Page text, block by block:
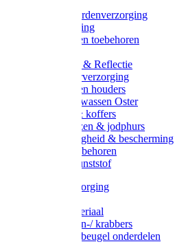
Rapide paardenverzorging
Ruiter kleding
Hoofdstellen toebehoren
Verlichting & Reflectie
Rapide leerverzorging
Likstenen en houders
Poetsen & wassen Oster
Poetssets & koffers
Ruiter laarzen & jodphurs
Ruiter veiligheid & bescherming
Ruiter - toebehoren
Voerbak kunststof
Klauwverzorging
Injectiemateriaal
Hoefmessen-/ krabbers
Hoefbekapbeugel onderdelen